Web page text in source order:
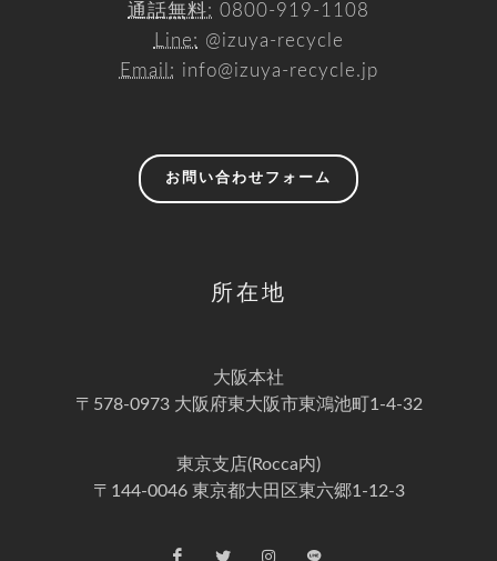
通話無料: 0800-919-1108
Line: @izuya-recycle
Email: info@izuya-recycle.jp
お問い合わせフォーム
所在地
大阪本社
〒578-0973 大阪府東大阪市東鴻池町1-4-32
東京支店(Rocca内)
〒144-0046 東京都大田区東六郷1-12-3